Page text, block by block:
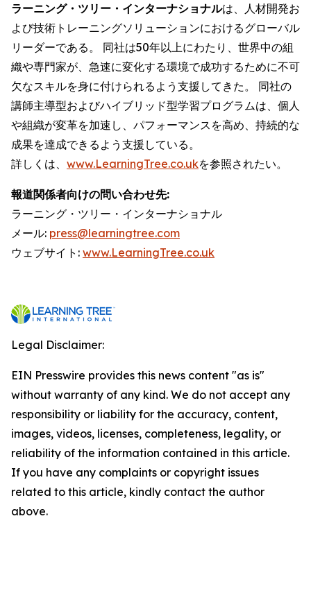
ラーニング・ツリー・インターナショナルは、人材開発お
よび技術トレーニングソリューションにおけるグローバル
リーダーである。 同社は50年以上にわたり、世界中の組
織や専門家が、急速に変化する環境で成功するために不可
欠なスキルを身に付けられるよう支援してきた。 同社の
講師主導型およびハイブリッド型学習プログラムは、個人
や組織が変革を加速し、パフォーマンスを高め、持続的な
成果を達成できるよう支援している。
詳しくは、 www.LearningTree.co.ukを参照されたい。
報道関係者向けの問い合わせ先:
ラーニング・ツリー・インターナショナル
メール: press@learningtree.com
ウェブサイト: www.LearningTree.co.uk
Legal Disclaimer:
EIN Presswire provides this news content "as is"
without warranty of any kind. We do not accept any
responsibility or liability for the accuracy, content,
images, videos, licenses, completeness, legality, or
reliability of the information contained in this article.
If you have any complaints or copyright issues
related to this article, kindly contact the author
above.